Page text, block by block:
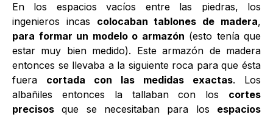
En los espacios vacíos entre las piedras, los
ingenieros incas colocaban tablones de madera,
para formar un modelo o armazón (esto tenía que
estar muy bien medido). Este armazón de madera
entonces se llevaba a la siguiente roca para que ésta
fuera cortada con las medidas exactas. Los
albañiles entonces la tallaban con los cortes
precisos que se necesitaban para los espacios